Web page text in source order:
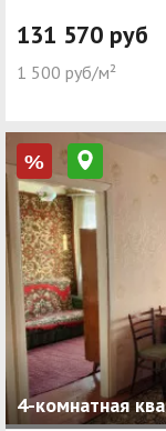
131 570 руб
1 500 руб/м²
%
4-комнатная